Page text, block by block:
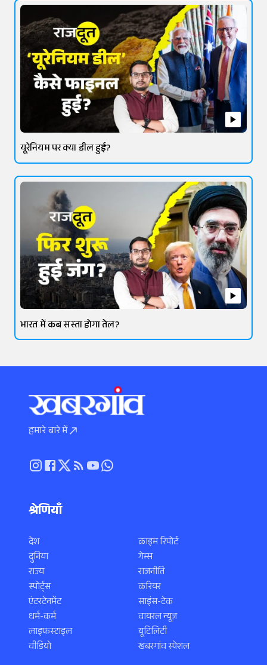
यूरेनियम पर क्या डील हुई?
भारत में कब सस्ता होगा तेल?
हमारे बारे में
श्रेणियाँ
देश
दुनिया
राज्य
स्पोर्ट्स
एंटरटेनमेंट
धर्म-कर्म
लाइफस्टाइल
वीडियो
क्राइम रिपोर्ट
गेम्स
राजनीति
करियर
साइंस-टेक
वायरल न्यूज़
यूटिलिटी
खबरगांव स्पेशल